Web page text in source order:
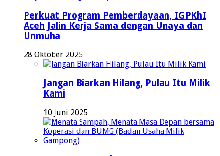
Perkuat Program Pemberdayaan, IGPKhI
Aceh Jalin Kerja Sama dengan Unaya dan
Unmuha
28 Oktober 2025
Jangan Biarkan Hilang, Pulau Itu Milik
Kami
10 Juni 2025